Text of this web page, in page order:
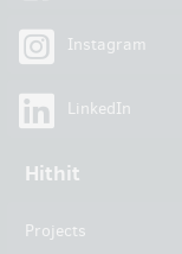
Instagram
LinkedIn
Hithit
Projects